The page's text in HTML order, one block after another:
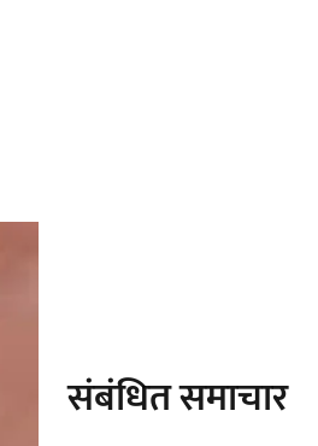
संबंधित समाचार